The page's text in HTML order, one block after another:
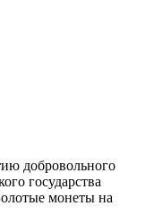
добровольного
государства
монеты на